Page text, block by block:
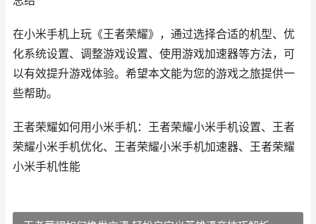
在小米手机上玩《王者荣耀》，通过选择合适的机型、优
化系统设置、调整游戏设置、使用游戏加速器等方法，可
以有效提升游戏体验。希望本文能为您的游戏之旅提供一
些帮助。
王者荣耀如何用小米手机：王者荣耀小米手机设置、王者
荣耀小米手机优化、王者荣耀小米手机加速器、王者荣耀
小米手机性能